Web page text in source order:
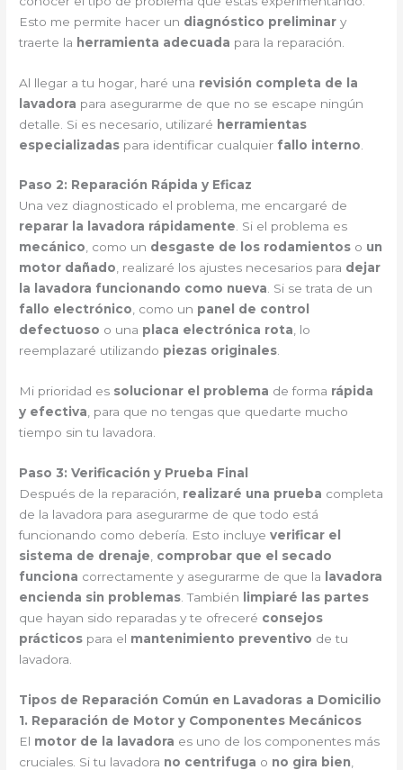
Esto me permite hacer un diagnóstico preliminar y
traerte la herramienta adecuada para la reparación.
Al llegar a tu hogar, haré una revisión completa de la
lavadora para asegurarme de que no se escape ningún
detalle. Si es necesario, utilizaré herramientas
especializadas para identificar cualquier fallo interno
Paso 2: Reparación Rápida y Eficaz
Una vez diagnosticado el problema, me encargaré de
reparar la lavadora rápidamente. Si el problema es
mecánico, como un desgaste de los rodamientos o un
motor dañado, realizaré los ajustes necesarios para dejar
la lavadora funcionando como nueva. Si se trata de un
fallo electrónico, como un panel de control
defectuoso o una placa electrónica rota, lo
reemplazaré utilizando piezas originales.
Mi prioridad es solucionar el problema de forma rápida
y efectiva, para que no tengas que quedarte mucho
tiempo sin tu lavadora.
Paso 3: Verificación y Prueba Final
Después de la reparación, realizaré una prueba completa
de la lavadora para asegurarme de que todo está
funcionando como debería. Esto incluyeverificar el
sistema de drenaje comprobar que el secado
funciona correctamente y asegurarme de que la
lavadora
encienda sin problemas . También
limpiaré las partes
que hayan sido reparadas y te ofreceré consejos
prácticos para el mantenimiento preventivo de tu
lavadora.
Tipos de Reparación Común en Lavadoras a Domicilio
1. Reparación de Motor y Componentes Mecánicos
El motor de la lavadora es uno de los componentes más
cruciales. Si tu lavadora no centrifuga o no gira bien